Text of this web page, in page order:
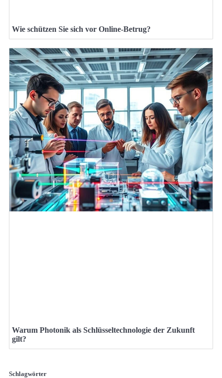
Wie schützen Sie sich vor Online-Betrug?
Warum Photonik als Schlüsseltechnologie der Zukunft
gilt?
Schlagwörter